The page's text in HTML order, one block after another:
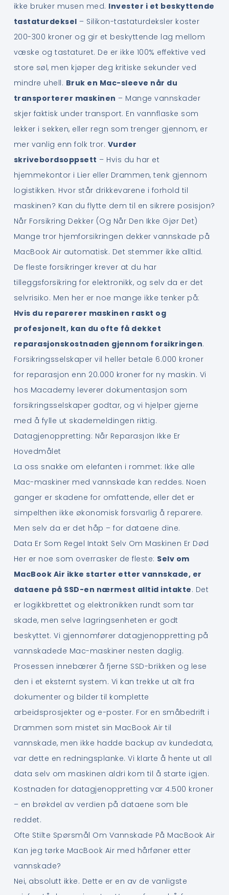
ikke bruker musen med. Invester i et beskyttende
tastaturdeksel – Silikon-tastaturdeksler koster
200-300 kroner og gir et beskyttende lag mellom
væske og tastaturet. De er ikke 100% effektive ved
store søl, men kjøper deg kritiske sekunder ved
mindre uhell. Bruk en Mac-sleeve når du
transporterer maskinen – Mange vannskader
skjer faktisk under transport. En vannflaske som
lekker i sekken, eller regn som trenger gjennom, er
mer vanlig enn folk tror. Vurder
skrivebordsoppsett – Hvis du har et
hjemmekontor i Lier eller Drammen, tenk gjennom
logistikken. Hvor står drikkevarene i forhold til
maskinen? Kan du flytte dem til en sikrere posisjon?
Når Forsikring Dekker (Og Når Den Ikke Gjør Det)
Mange tror hjemforsikringen dekker vannskade på
MacBook Air automatisk. Det stemmer ikke alltid.
De fleste forsikringer krever at du har
tilleggsforsikring for elektronikk, og selv da er det
selvrisiko. Men her er noe mange ikke tenker på:
Hvis du reparerer maskinen raskt og
profesjonelt, kan du ofte få dekket
reparasjonskostnaden gjennom forsikringen.
Forsikringsselskaper vil heller betale 6.000 kroner
for reparasjon enn 20.000 kroner for ny maskin. Vi
hos Macademy leverer dokumentasjon som
forsikringsselskaper godtar, og vi hjelper gjerne
med å fylle ut skademeldingen riktig.
Datagjenoppretting: Når Reparasjon Ikke Er
Hovedmålet
La oss snakke om elefanten i rommet: Ikke alle
Mac-maskiner med vannskade kan reddes. Noen
ganger er skadene for omfattende, eller det er
simpelthen ikke økonomisk forsvarlig å reparere.
Men selv da er det håp – for dataene dine.
Data Er Som Regel Intakt Selv Om Maskinen Er Død
Her er noe som overrasker de fleste: Selv om
MacBook Air ikke starter etter vannskade, er
dataene på SSD-en nærmest alltid intakte. Det
er logikkbrettet og elektronikken rundt som tar
skade, men selve lagringsenheten er godt
beskyttet. Vi gjennomfører datagjenoppretting på
vannskadede Mac-maskiner nesten daglig.
Prosessen innebærer å fjerne SSD-brikken og lese
den i et eksternt system. Vi kan trekke ut alt fra
dokumenter og bilder til komplette
arbeidsprosjekter og e-poster. For en småbedrift i
Drammen som mistet sin MacBook Air til
vannskade, men ikke hadde backup av kundedata,
var dette en redningsplanke. Vi klarte å hente ut all
data selv om maskinen aldri kom til å starte igjen.
Kostnaden for datagjenoppretting var 4.500 kroner
– en brøkdel av verdien på dataene som ble
reddet.
Ofte Stilte Spørsmål Om Vannskade På MacBook Air
Kan jeg tørke MacBook Air med hårføner etter
vannskade?
Nei, absolutt ikke. Dette er en av de vanligste